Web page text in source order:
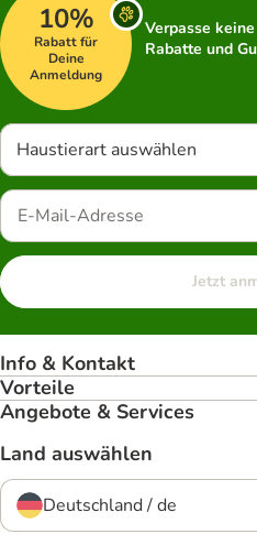
10%
Rabatt für
Deine
Anmeldung
Verpasse
Rabatte und
Haustierart auswählen
Jetzt
Info & Kontakt
Vorteile
Angebote & Services
Land auswählen
Deutschland / de